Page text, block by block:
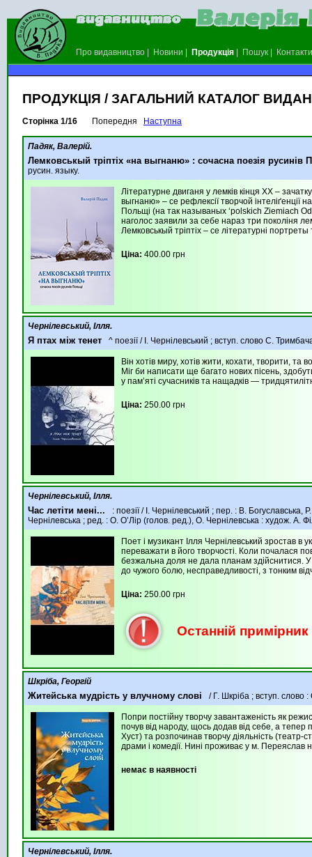
Про видавництво Новини Продукція Пошук Контакти
ПРОДУКЦІЯ / ЗАГАЛЬНИЙ КАТАЛОГ
Сторінка 1/16 Попередня Наступна
Падяк, Валерій.
Лемковськый тріптіх «на выгнаню» : сочасна поезія русинів
русин. языку.
Літературне двиганя у лемків кінця ХХ –
выгнаню» – се рефлексії творчой
Польщі (на так называных ‘polskich Ziemiach
наголос заявили за себе нараз три поколіня
Лемковськый тріптіх – се літературні
Ціна: 400.00 грн
Чернілевський, Ілля.
Я птах між тенет ^ поезії / І. Чернілевський ; вступ. слово С.
Він хотів миру, хотів жити, кохати, творити, та
Міг би написати ще багато нових пісень,
у пам’яті сучасників та нащадків —
Ціна: 250.00 грн
Чернілевський, Ілля.
Час летіти мені...
: поезії / І. Чернілевський ; пер. : В.
Чернілевська ; ред. : О. О’Лір (голов. ред.), О. Чернілевська : худож.
Поет і музикант Ілля Чернілевський зростав в
переважати в його творчості. Коли почалася
безжальна доля не дала планам здійснитися. У
до чужого болю, несправедливості, з тонким
Ціна: 250.00 грн
Останній примірник
Шкріба, Георгій
Житейська мудрість у влучному слові / Г. Шкріба ; вступ. слово
Попри постійну творчу завантаженість як
почув від народу, щось додав від себе, а тепер
Хуст) та розпочинав творчу діяльність (театр-
драми і комедії. Нині проживає у м. Переяслав
немає в наявності
Чернілевський, Ілля.